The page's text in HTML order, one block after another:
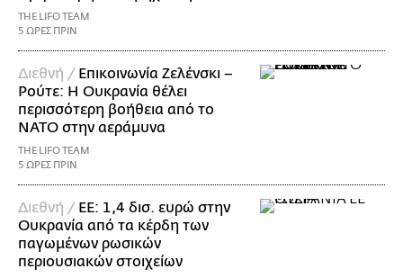
THE LIFO TEAM
5 ΩΡΕΣ ΠΡΙΝ
Διεθνή / Επικοινωνία Ζελένσκι –
Ρούτε: Η Ουκρανία θέλει
περισσότερη βοήθεια από το
ΝΑΤΟ στην αεράμυνα
THE LIFO TEAM
5 ΩΡΕΣ ΠΡΙΝ
Διεθνή / ΕΕ: 1,4 δισ. ευρώ στην
Ουκρανία από τα κέρδη των
παγωμένων ρωσικών
περιουσιακών στοιχείων